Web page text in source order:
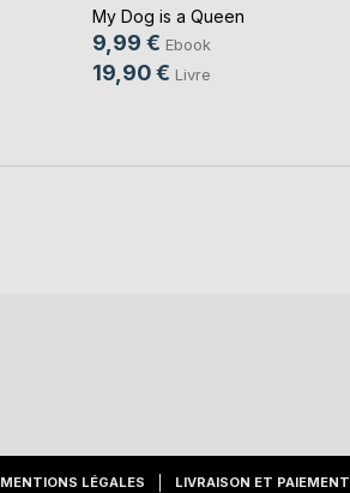
My Dog is a Queen
9,99 € Ebook
19,90 € Livre
MENTIONS LÉGALES LIVRAISON ET PAIEMENT